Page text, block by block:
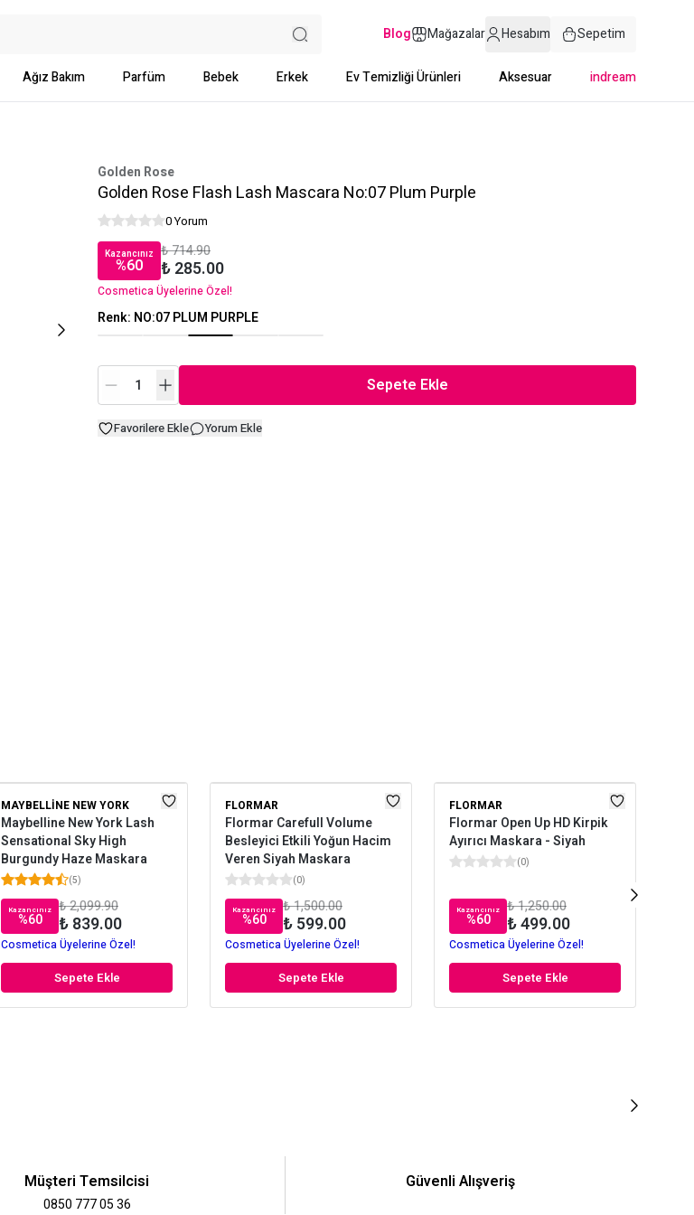
Blog Mağazalar Hesabım Sepetim
Ağız Bakım Parfüm Bebek Erkek Ev Temizliği Ürünleri Aksesuar indream
Golden Rose
Golden Rose Flash Lash Mascara No:07 Plum Purple
0 Yorum
Kazancınız
%60
₺ 714.90
₺ 285.00
Cosmetica Üyelerine Özel!
Renk: NO:07 PLUM PURPLE
Sepete Ekle
Favorilere Ekle Yorum Ekle
MAYBELLINE NEW YORK
Maybelline New York Lash
Sensational Sky High
Burgundy Haze Maskara
(5)
Kazancınız
%60
₺ 2,099.90
₺ 839.00
Cosmetica Üyelerine Özel!
Sepete Ekle
FLORMAR
Flormar Carefull Volume
Besleyici Etkili Yoğun Hacim
Veren Siyah Maskara
(0)
Kazancınız
%60
₺ 1,500.00
₺ 599.00
Cosmetica Üyelerine Özel!
Sepete Ekle
FLORMAR
Flormar Open Up HD Kirpik
Ayırıcı Maskara - Siyah
(0)
Kazancınız
%60
₺ 1,250.00
₺ 499.00
Cosmetica Üyelerine Özel!
Sepete Ekle
Müşteri Temsilcisi
0850 777 05 36
Güvenli Alışveriş